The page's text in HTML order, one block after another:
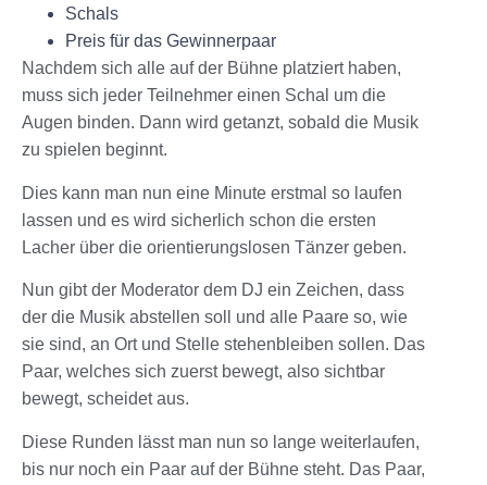
Schals
Preis für das Gewinnerpaar
Nachdem sich alle auf der Bühne platziert haben,
muss sich jeder Teilnehmer einen Schal um die
Augen binden. Dann wird getanzt, sobald die Musik
zu spielen beginnt.
Dies kann man nun eine Minute erstmal so laufen
lassen und es wird sicherlich schon die ersten
Lacher über die orientierungslosen Tänzer geben.
Nun gibt der Moderator dem DJ ein Zeichen, dass
der die Musik abstellen soll und alle Paare so, wie
sie sind, an Ort und Stelle stehenbleiben sollen. Das
Paar, welches sich zuerst bewegt, also sichtbar
bewegt, scheidet aus.
Diese Runden lässt man nun so lange weiterlaufen,
bis nur noch ein Paar auf der Bühne steht. Das Paar,